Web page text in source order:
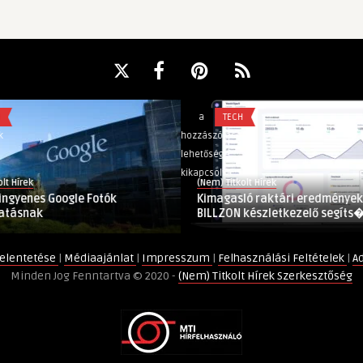
Fotók
Kimagasló
raktári
eredmények
a
BILLZON
készletkezelő
segítségével
a
hozzászólások
lehetősége
kikapcsolva
TECH
(Nem) Titkolt Hírek
Kimagasló raktári eredmények a
BILLZON készletkezelő segíts� ...
| Médiaajánlat | Impresszum | Felhasználási Feltételek |
Minden Jog Fenntartva © 2020 - (Nem) Titkolt Hírek Szerkesztőség